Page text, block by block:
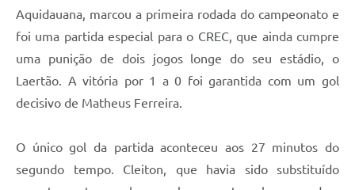
Aquidauana, marcou a primeira rodada do campeonato e
foi uma partida especial para o CREC, que ainda cumpre
uma punição de dois jogos longe do seu estádio, o
Laertão. A vitória por 1 a 0 foi garantida com um gol
decisivo de Matheus Ferreira.
O único gol da partida aconteceu aos 27 minutos do
segundo tempo. Cleiton, que havia sido substituído